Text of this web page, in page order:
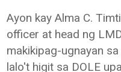
Ayon kay Alma C.
officer at head ng
makikipag-ugnayan
lalo't higit sa DOLE